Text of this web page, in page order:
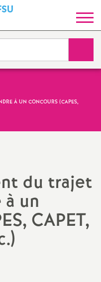
y
n
d
t
N
À UN CONCOURS (CAPES,
du trajet
un
, CAPET,